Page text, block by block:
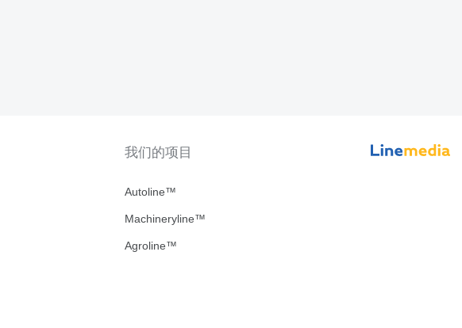
我们的项目
Autoline™
Machineryline™
Agroline™